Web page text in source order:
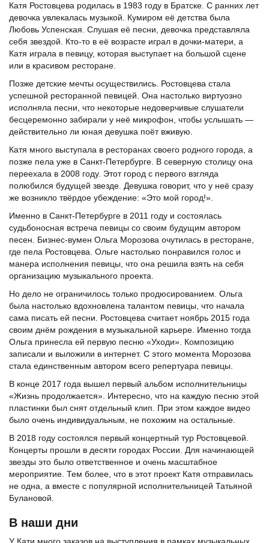
Катя Ростовцева родилась в 1983 году в Братске. С ранних лет
девочка увлекалась музыкой. Кумиром её детства была
Любовь Успенская. Слушая её песни, девочка представляла
себя звездой. Кто-то в её возрасте играл в дочки-матери, а
Катя играла в певицу, которая выступает на большой сцене
или в красивом ресторане.
Позже детские мечты осуществились. Ростовцева стала
успешной ресторанной певицей. Она настолько виртуозно
исполняла песни, что некоторые недоверчивые слушатели
бесцеремонно забирали у неё микрофон, чтобы услышать —
действительно ли юная девушка поёт вживую.
Катя много выступала в ресторанах своего родного города, а
позже пела уже в Санкт-Петербурге. В северную столицу она
переехала в 2008 году. Этот город с первого взгляда
полюбился будущей звезде. Девушка говорит, что у неё сразу
же возникло твёрдое убеждение: «Это мой город!».
Именно в Санкт-Петербурге в 2011 году и состоялась
судьбоносная встреча певицы со своим будущим автором
песен. Бизнес-вумен Ольга Морозова очутилась в ресторане,
где пела Ростовцева. Ольге настолько понравился голос и
манера исполнения певицы, что она решила взять на себя
организацию музыкального проекта.
Но дело не ограничилось только продюсированием. Ольга
была настолько вдохновлена талантом певицы, что начала
сама писать ей песни. Ростовцева считает ноябрь 2015 года
своим днём рождения в музыкальной карьере. Именно тогда
Ольга принесла ей первую песню «Уходи». Композицию
записали и выложили в интернет. С этого момента Морозова
стала единственным автором всего репертуара певицы.
В конце 2017 года вышел первый альбом исполнительницы
«Жизнь продолжается». Интересно, что на каждую песню этой
пластинки был снят отдельный клип. При этом каждое видео
было очень индивидуальным, не похожим на остальные.
В 2018 году состоялся первый концертный тур Ростовцевой.
Концерты прошли в десяти городах России. Для начинающей
звезды это было ответственное и очень масштабное
мероприятие. Тем более, что в этот проект Катя отправилась
не одна, а вместе с популярной исполнительницей Татьяной
Булановой.
В наши дни